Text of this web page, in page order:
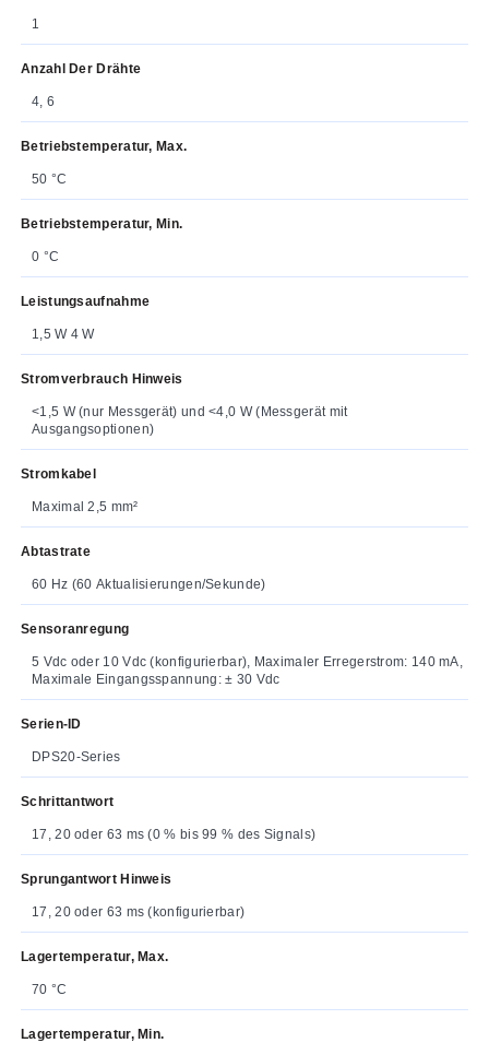
1
Anzahl Der Drähte
4, 6
Betriebstemperatur, Max.
50 °C
Betriebstemperatur, Min.
0 °C
Leistungsaufnahme
1,5 W 4 W
Stromverbrauch Hinweis
<1,5 W (nur Messgerät) und <4,0 W (Messgerät mit
Ausgangsoptionen)
Stromkabel
Maximal 2,5 mm²
Abtastrate
60 Hz (60 Aktualisierungen/Sekunde)
Sensoranregung
5 Vdc oder 10 Vdc (konfigurierbar), Maximaler Erregerstrom: 140 mA,
Maximale Eingangsspannung: ± 30 Vdc
Serien-ID
DPS20-Series
Schrittantwort
17, 20 oder 63 ms (0 % bis 99 % des Signals)
Sprungantwort Hinweis
17, 20 oder 63 ms (konfigurierbar)
Lagertemperatur, Max.
70 °C
Lagertemperatur, Min.